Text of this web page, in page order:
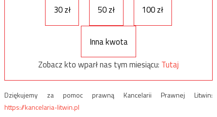
30 zł
50 zł 100 zł
Inna kwota
Zobacz kto wparł nas tym miesiącu: Tutaj
Dziękujemy za pomoc prawną Kancelarii Prawnej Litwin:
https://kancelaria-litwin.pl